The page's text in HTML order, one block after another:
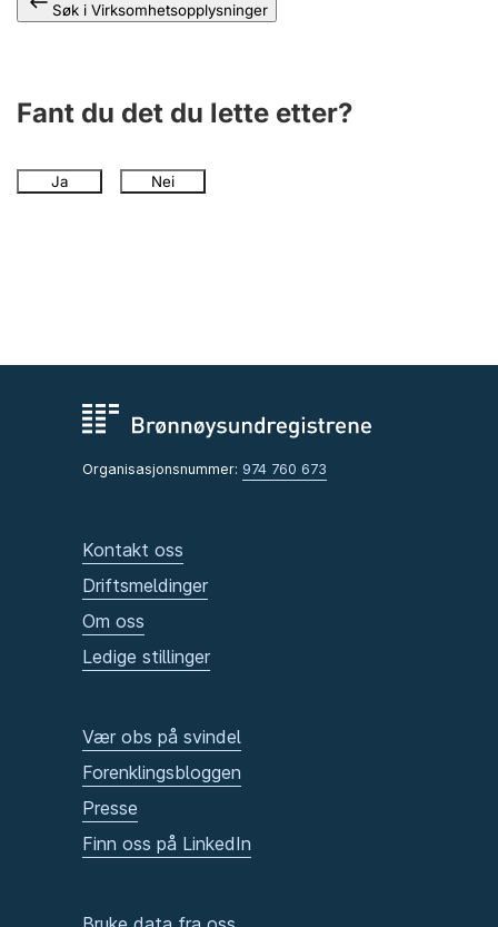
Søk i Virksomhetsopplysninger
Fant du det du lette etter?
Ja Nei
Organisasjonsnummer: 974 760 673
Kontakt oss
Driftsmeldinger
Om oss
Ledige stillinger
Vær obs på svindel
Forenklingsbloggen
Presse
Finn oss på LinkedIn